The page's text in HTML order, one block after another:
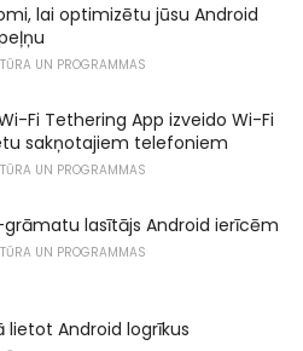
lai optimizētu jūsu Android
UN PROGRAMMAS
Fi Tethering App izveido Wi-Fi
sakņotajiem telefoniem
UN PROGRAMMAS
lasītājs Android ierīcēm
UN PROGRAMMAS
lietot Android logrīkus